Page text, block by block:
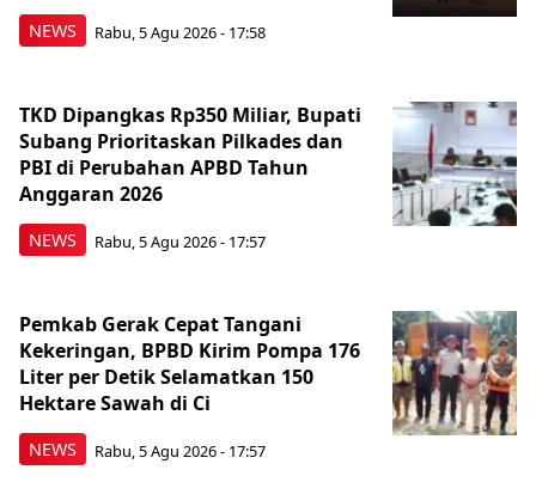
NEWS Rabu, 5 Agu 2026 - 17:58
NEWS
TKD Dipangkas Rp350 Miliar, Bupati
Subang Prioritaskan Pilkades dan
PBI di Perubahan APBD Tahun
Anggaran 2026
Rabu, 5 Agu 2026 - 17:57
NEWS
Pemkab Gerak Cepat Tangani
Kekeringan, BPBD Kirim Pompa 176
Liter per Detik Selamatkan 150
Hektare Sawah di Ci
Rabu, 5 Agu 2026 - 17:57